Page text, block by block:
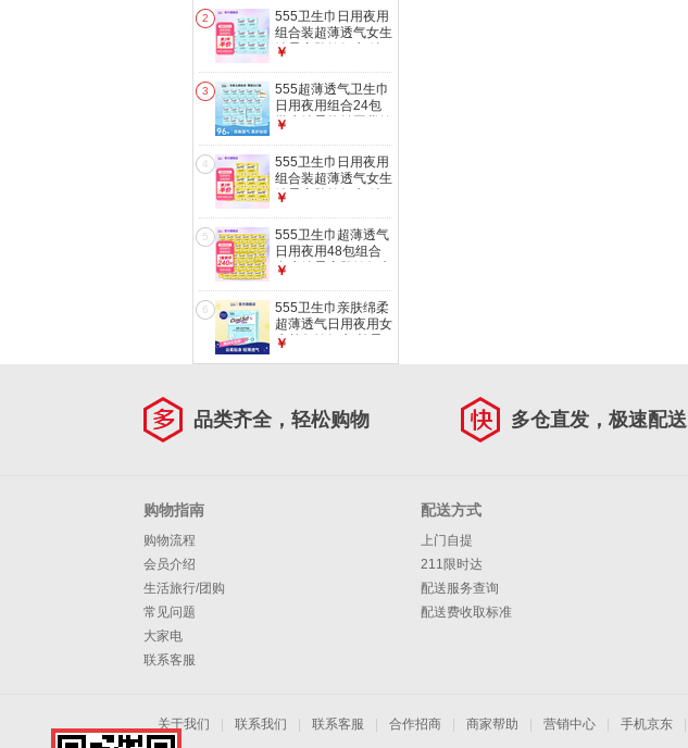
24包 230mm 120片
2
555卫生巾日用夜用
组合装超薄透气女生
绵柔亲肤姨妈巾 绵
片 共10包
￥
3
555超薄透气卫生巾
日用夜用组合24包
学生绵柔热销囤货姨
24包 290mm 96片
￥
4
555卫生巾日用夜用
组合装超薄透气女生
绵柔亲肤姨妈巾 绵
片 共10包
￥
5
555卫生巾超薄透气
日用夜用48包组合
女生绵柔亲肤姨妈巾
超薄日用
￥
6
555卫生巾亲肤绵柔
超薄透气日用夜用女
生单包姨妈巾 棉柔
￥
品类齐全，轻松购物 多仓直发，极速配送
购物指南
购物流程
会员介绍
生活旅行/团购
常见问题
大家电
联系客服
配送方式
上门自提
211限时达
配送服务查询
配送费收取标准
关于我们 联系我们 联系客服 合作招商 商家帮助 营销中心 手机京东